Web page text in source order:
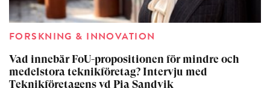
FORSKNING & INNOVATION
Vad innebär FoU-propositionen för mindre och
medelstora teknikföretag? Intervju med
Teknikföretagens vd Pia Sandvik